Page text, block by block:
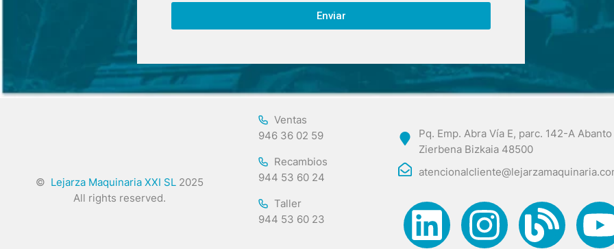
Enviar
© Lejarza Maquinaria XXI SL 2025
All rights reserved.
Ventas
946 36 02 59
Recambios
944 53 60 24
Taller
944 53 60 23
Pq. Emp. Abra Vía E, parc. 142-A
Zierbena Bizkaia 48500